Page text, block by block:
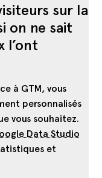
sur la
on ne sait
l’ont
à GTM, vous
personnalisés
vous souhaitez.
Data Studio
et